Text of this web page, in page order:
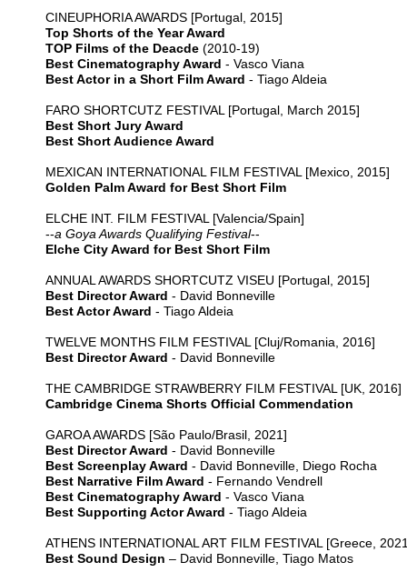
CINEUPHORIA AWARDS [Portugal, 2015]
Top Shorts of the Year Award
TOP Films of the Deacde (2010-19)
Best Cinematography Award - Vasco Viana
Best Actor in a Short Film Award - Tiago Aldeia
FARO SHORTCUTZ FESTIVAL [Portugal, March 2015]
Best Short Jury Award
Best Short Audience Award
MEXICAN INTERNATIONAL FILM FESTIVAL [Mexico, 2015]
Golden Palm Award for Best Short Film
ELCHE INT. FILM FESTIVAL [Valencia/Spain]
--a Goya Awards Qualifying Festival--
Elche City Award for Best Short Film
ANNUAL AWARDS SHORTCUTZ VISEU [Portugal, 2015]
Best Director Award - David Bonneville
Best Actor Award - Tiago Aldeia
TWELVE MONTHS FILM FESTIVAL [Cluj/Romania, 2016]
Best Director Award - David Bonneville
THE CAMBRIDGE STRAWBERRY FILM FESTIVAL [UK, 2016]
Cambridge Cinema Shorts Official Commendation
GAROA AWARDS [São Paulo/Brasil, 2021]
Best Director Award - David Bonneville
Best Screenplay Award - David Bonneville, Diego Rocha
Best Narrative Film Award - Fernando Vendrell
Best Cinematography Award - Vasco Viana
Best Supporting Actor Award - Tiago Aldeia
ATHENS INTERNATIONAL ART FILM FESTIVAL [Greece,
Best Sound Design – David Bonneville, Tiago Matos